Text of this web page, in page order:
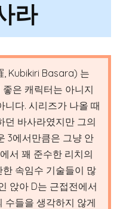
라
, Kubikiri Basara) 는
은 캐릭터는 아니지
니다. 시리즈가 나올 때
던 바사라였지만 그의
3에서만큼은 그냥 안
서 꽤 준수한 리치의
속임수 기술들이 많
앉아 D는 근접전에서
수들을 생각하지 않게